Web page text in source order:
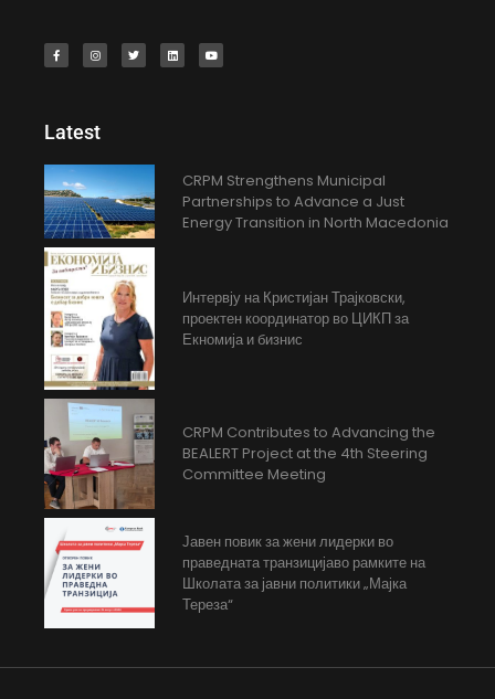
Latest
CRPM Strengthens Municipal
Partnerships to Advance a Just
Energy Transition in North Macedonia
Интервју на Кристијан Трајковски,
проектен координатор во ЦИКП за
Екномија и бизнис
CRPM Contributes to Advancing the
BEALERT Project at the 4th Steering
Committee Meeting
Јавен повик за жени лидерки во
праведната транзицијаво рамките на
Школата за јавни политики „Мајка
Тереза“